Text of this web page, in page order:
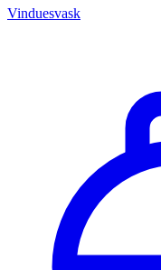
Vinduesvask